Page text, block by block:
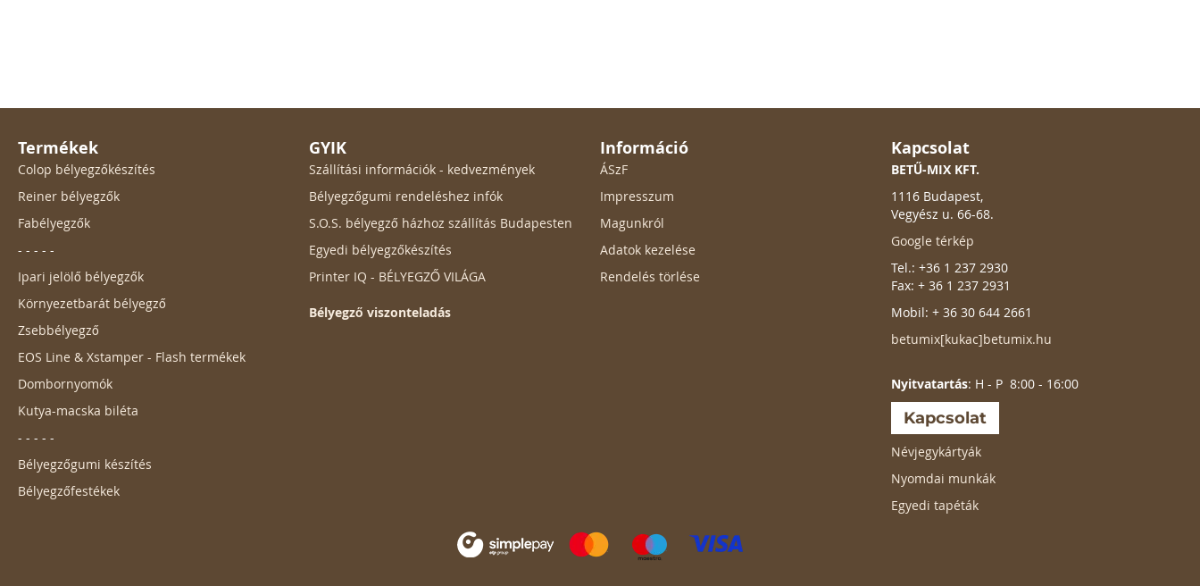
Termékek
Colop bélyegzőkészítés
Reiner bélyegzők
Fabélyegzők
- - - - -
Ipari jelölő bélyegzők
Környezetbarát bélyegző
Zsebbélyegző
EOS Line & Xstamper - Flash termékek
Dombornyomók
Kutya-macska biléta
- - - - -
Bélyegzőgumi készítés
Bélyegzőfestékek
GYIK
Szállítási információk - kedvezmények
Bélyegzőgumi rendeléshez infók
S.O.S. bélyegző házhoz szállítás Budapesten
Egyedi bélyegzőkészítés
Printer IQ - BÉLYEGZŐ VILÁGA
Bélyegző viszonteladás
Információ
ÁSzF
Impresszum
Magunkról
Adatok kezelése
Rendelés törlése
Kapcsolat
BETŰ-MIX KFT.
1116 Budapest,
Vegyész u. 66-68.
Google térkép
Tel.: +36 1 237 2930
Fax: + 36 1 237 2931
Mobil: + 36 30 644 2661
betumix[kukac]betumix.hu
Nyitvatartás: H - P 8:00 - 16:00
Kapcsolat
Névjegykártyák
Nyomdai munkák
Egyedi tapéták